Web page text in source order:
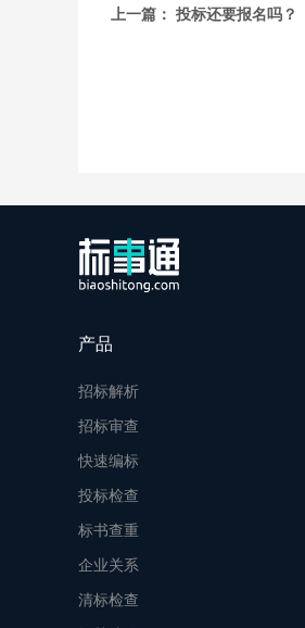
上一篇： 投标还要报名吗？
产品
招标解析
招标审查
快速编标
投标检查
标书查重
企业关系
清标检查